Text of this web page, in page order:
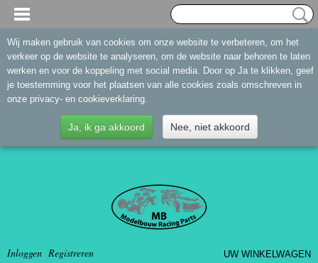
Inloggen Registreren
UW WINKELWAGEN
Wij maken gebruik van cookies om onze website te verbeteren, om het
verkeer op de website te analyseren, om de website naar behoren te laten
werken en voor de koppeling met social media. Door op Ja te klikken, geef
je toestemming voor het plaatsen van alle cookies zoals omschreven in
onze privacy- en cookieverklaring.
Ja, ik ga akkoord Nee, niet akkoord